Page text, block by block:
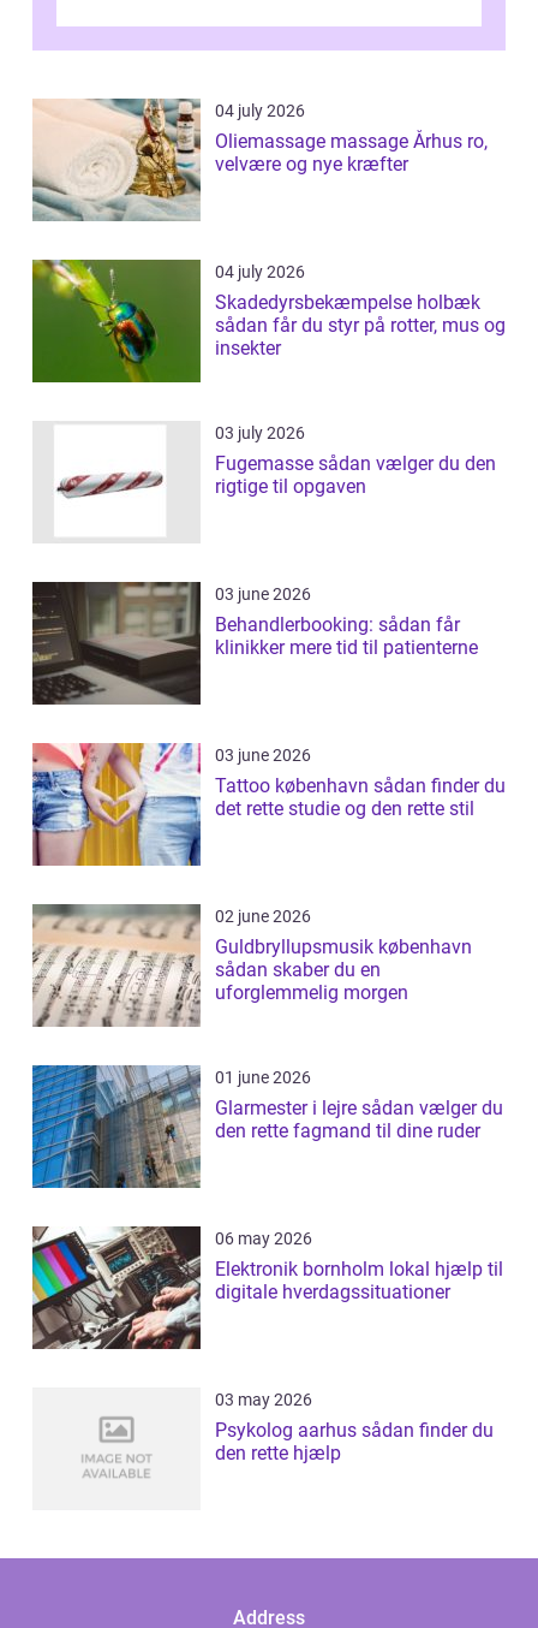
04 july 2026
Oliemassage massage Århus ro,
velvære og nye kræfter
04 july 2026
Skadedyrsbekæmpelse holbæk
sådan får du styr på rotter, mus og
insekter
03 july 2026
Fugemasse sådan vælger du den
rigtige til opgaven
03 june 2026
Behandlerbooking: sådan får
klinikker mere tid til patienterne
03 june 2026
Tattoo københavn sådan finder du
det rette studie og den rette stil
02 june 2026
Guldbryllupsmusik københavn
sådan skaber du en
uforglemmelig morgen
01 june 2026
Glarmester i lejre sådan vælger du
den rette fagmand til dine ruder
06 may 2026
Elektronik bornholm lokal hjælp til
digitale hverdagssituationer
03 may 2026
Psykolog aarhus sådan finder du
den rette hjælp
Address